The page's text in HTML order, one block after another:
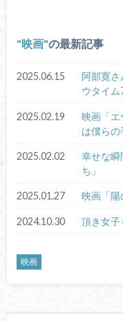
映画 の最新記事
2025.06.15
阿部寛さ
ウタイム
2025.02.19
映画「エ
は僕らの
2025.02.02
幸せな瞬
ち」
2025.01.27 映画「陽
2024.10.30 頂き女子
映画